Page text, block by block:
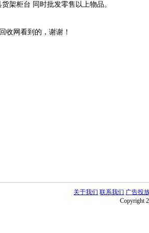
架柜台 同时批发零售以上物品。
收网看到的，谢谢！
关于我们 联系我们 广告投
Copyright